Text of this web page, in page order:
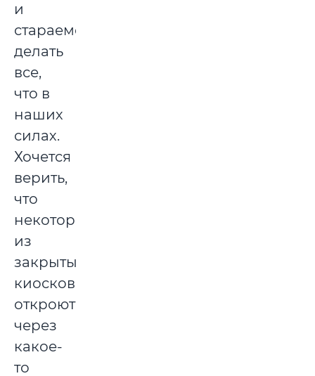
и
стараемся
делать
все,
что в
наших
силах.
Хочется
верить,
что
некоторые
из
закрытых
киосков
откроются
через
какое-
то